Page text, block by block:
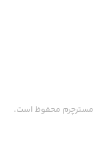
مسترچرم محفوظ است.